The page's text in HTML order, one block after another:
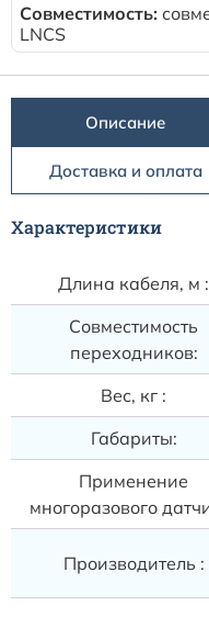
Совместимость:
LNCS
Описание
Доставка и оплата
Характеристики
Длина кабеля, м :
Совместимость
переходников:
Вес, кг :
Габариты:
Применение
многоразового
Производитель :
Расходные